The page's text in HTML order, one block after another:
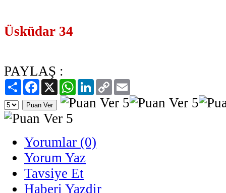
Üsküdar 34
PAYLAŞ :
PaylaşFacebook
X WhatsAppLinkedIn
Copy
Link
Yorumlar (0)
Yorum Yaz
Tavsiye Et
Haberi Yazdir